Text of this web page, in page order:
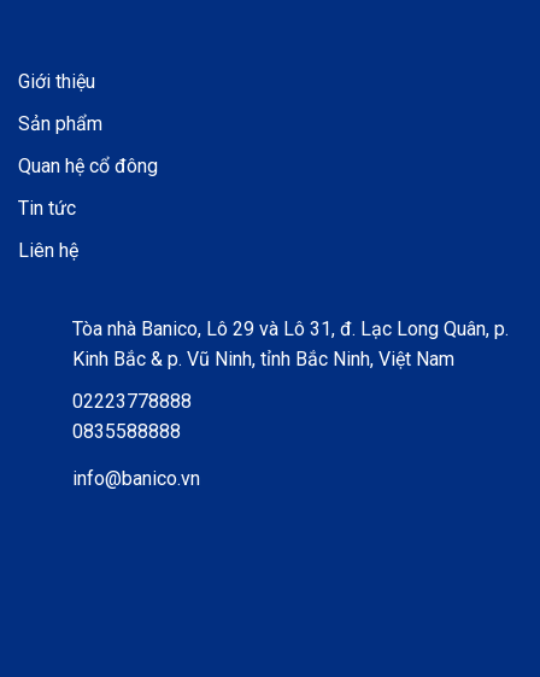
Giới thiệu
Sản phẩm
Quan hệ cổ đông
Tin tức
Liên hệ
Tòa nhà Banico, Lô 29 và Lô 31, đ. Lạc Long Quân, p.
Kinh Bắc & p. Vũ Ninh, tỉnh Bắc Ninh, Việt Nam
02223778888
0835588888
info@banico.vn